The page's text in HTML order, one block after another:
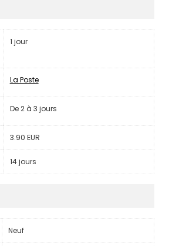
1 jour
La Poste
De 2 à 3 jours
3.90 EUR
14 jours
Neuf